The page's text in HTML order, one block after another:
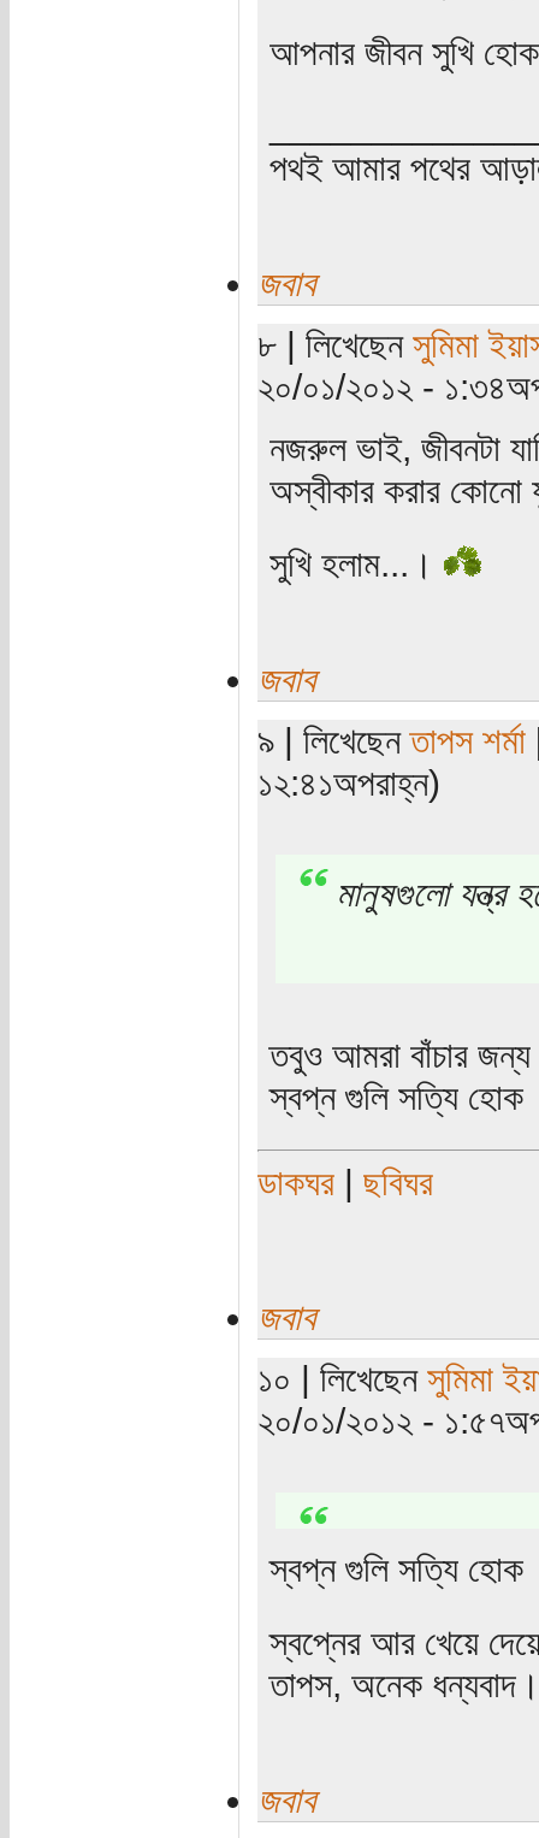
আপনার জীবন সুখি হোক
পথই আমার পথের
জবাব
৮ | লিখেছেন সুমিমা
২০/০১/২০১২ -
নজরুল ভাই, জীবনটা
অস্বীকার করার কোনো
সুখি হলাম...।
জবাব
৯ | লিখেছেনতাপস শর্মা
১২:৪১অপরাহ্ন)
মানুষগুলো যন্ত্র
তবুও আমরা বাঁচার
স্বপ্ন গুলি সত্যি হোক
ডাকঘর| ছবিঘর
জবাব
১০ | লিখেছেন সুমিমা
২০/০১/২০১২ -
স্বপ্ন গুলি সত্যি হোক
স্বপ্নের আর খেয়ে
তাপস, অনেক ধন্যবাদ।
জবাব